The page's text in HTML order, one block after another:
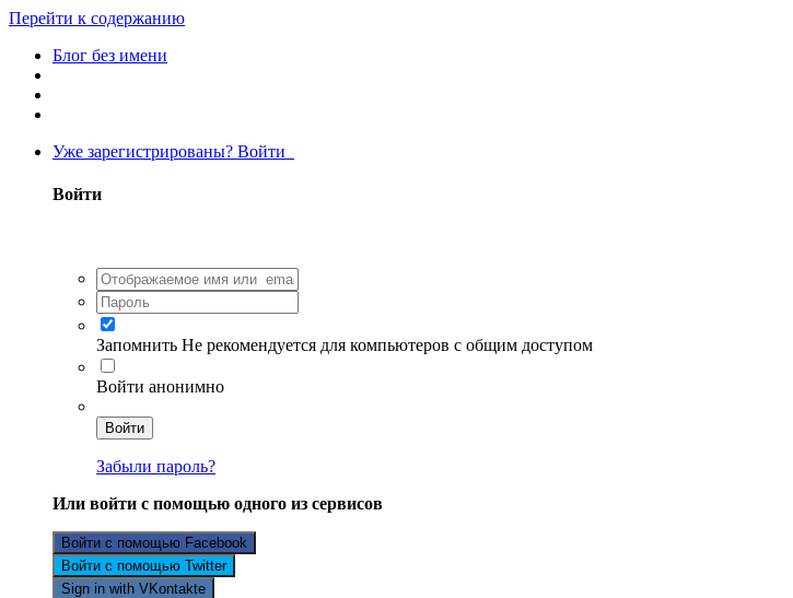
Перейти к содержанию
Блог без имени
Уже зарегистрированы? Войти
Войти
Запомнить Не рекомендуется для компьютеров с общим доступом
Войти анонимно
Войти
Забыли пароль?
Или войти с помощью одного из сервисов
Войти с помощью Facebook
Войти с помощью Twitter
Sign in with VKontakte